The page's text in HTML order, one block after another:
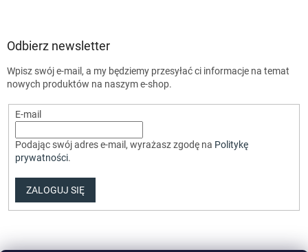
Odbierz newsletter
Wpisz swój e-mail, a my będziemy przesyłać ci informacje na temat
nowych produktów na naszym e-shop.
E-mail
Podając swój adres e-mail, wyrażasz zgodę na Politykę
prywatności.
ZALOGUJ SIĘ